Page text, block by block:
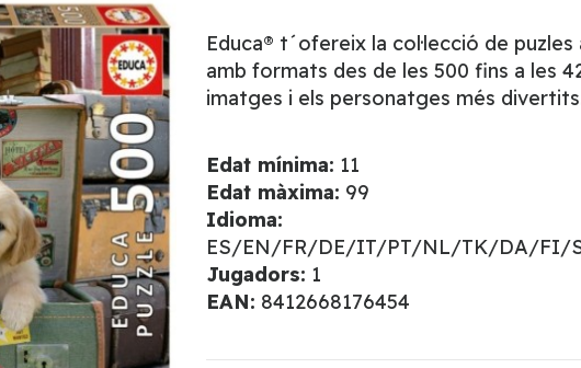
Educa® t´ofereix la col·lecció de
amb formats des de les 500 fins a les
imatges i els personatges més
Edat mínima: 11
Edat màxima: 99
Idioma:
ES/EN/FR/DE/IT/PT/NL/TK/DA/FI/
Jugadors: 1
EAN: 8412668176454